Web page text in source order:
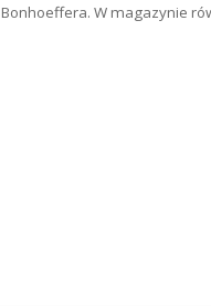
Bonhoeffera. W magazynie